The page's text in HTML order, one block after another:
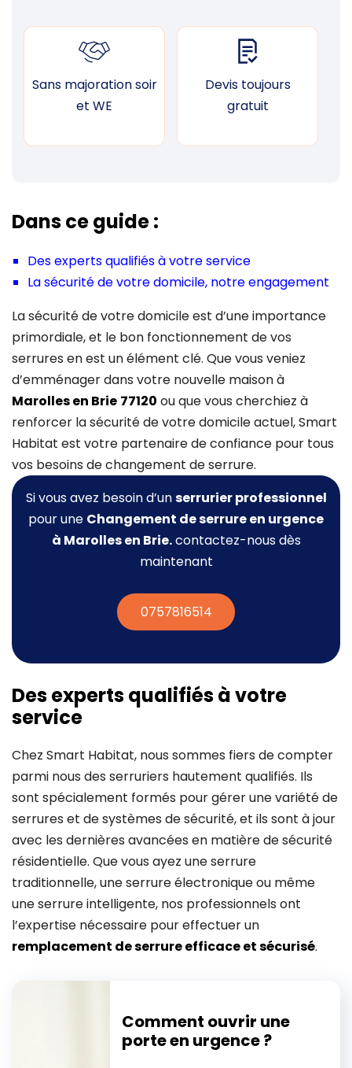
Sans majoration soir
et WE
Devis toujours
gratuit
Dans ce guide :
Des experts qualifiés à votre service
La sécurité de votre domicile, notre engagement
La sécurité de votre domicile est d’une importance
primordiale, et le bon fonctionnement de vos
serrures en est un élément clé. Que vous veniez
d’emménager dans votre nouvelle maison à
Marolles en Brie 77120 ou que vous cherchiez à
renforcer la sécurité de votre domicile actuel, Smart
Habitat est votre partenaire de confiance pour tous
vos besoins de changement de serrure.
Si vous avez besoin d’unserrurier professionnel
pour une Changement de serrureen urgence
à Marolles en Brie.contactez-nous dès
maintenant
0757816514
Des experts qualifiés à votre
service
Chez Smart Habitat, nous sommes fiers de compter
parmi nous des serruriers hautement qualifiés. Ils
sont spécialement formés pour gérer une variété de
serrures et de systèmes de sécurité, et ils sont à jour
avec les dernières avancées en matière de sécurité
résidentielle. Que vous ayez une serrure
traditionnelle, une serrure électronique ou même
une serrure intelligente, nos professionnels ont
l’expertise nécessaire pour effectuer un
remplacement de serrure efficace et sécurisé.
Comment ouvrir une
porte en urgence ?